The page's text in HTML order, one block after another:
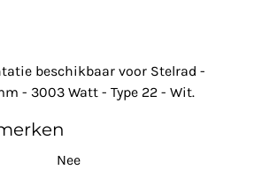
beschikbaar voor Stelrad -
- 3003 Watt - Type 22 - Wit.
Nee